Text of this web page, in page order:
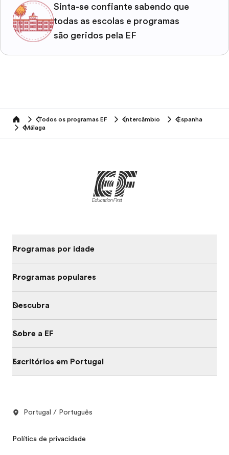
Sinta-se confiante sabendo que
todas as escolas e programas
são geridos pela EF
home Todos os programas EF Intercâmbio
Espanha
Málaga
Programas por idade
Programas populares
Descubra
Sobre a EF
Escritórios em Portugal
Portugal / Português
Política de privacidade